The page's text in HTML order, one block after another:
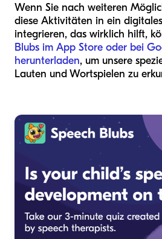
Wenn Sie nach weiteren
diese Aktivitäten in ein
integrieren, das wirklich hilft,
Blubs im App Store oder bei
herunterladen, um unsere
Lauten und Wortspielen zu